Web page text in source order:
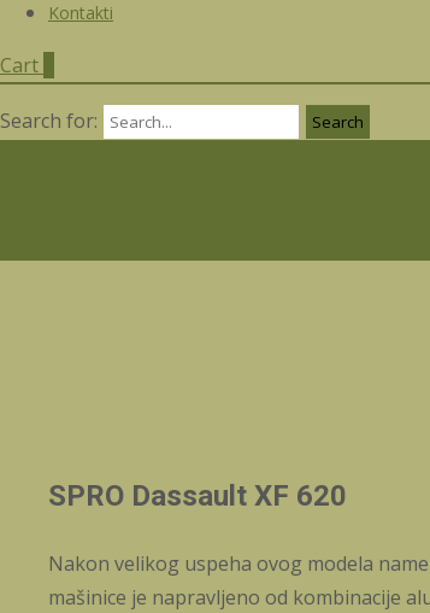
Kontakti
Cart
Search for:
SPRO Dassault XF 620
Nakon velikog uspeha ovog modela
mašinice je napravljeno od kombinacije